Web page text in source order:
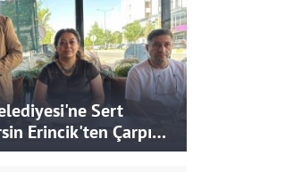
Sert
Erincik'ten Çarpıcı